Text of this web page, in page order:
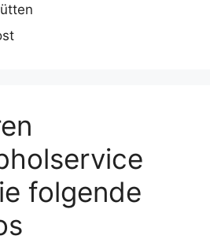
folgende